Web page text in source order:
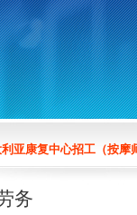
亚康复中心招工（按
务